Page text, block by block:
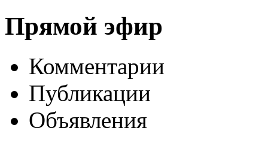
Прямой эфир
Комментарии
Публикации
Объявления